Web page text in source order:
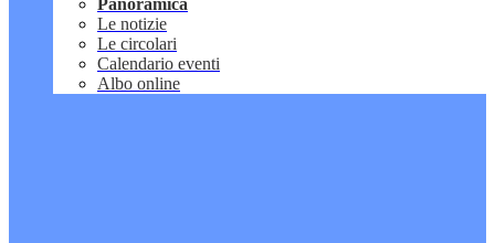
Panoramica
Le notizie
Le circolari
Calendario eventi
Albo online